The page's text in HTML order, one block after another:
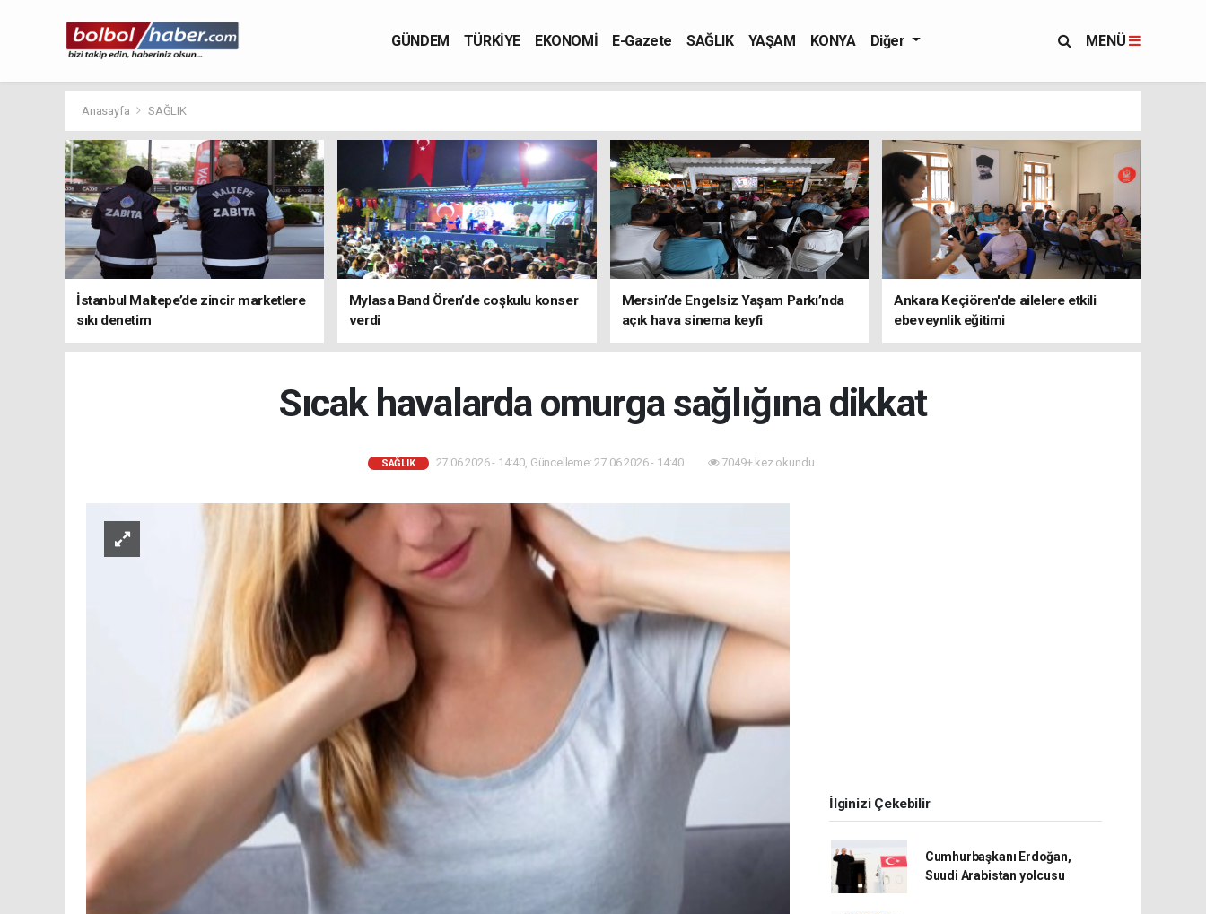
GÜNDEM TÜRKİYE EKONOMİ E-Gazete SAĞLIK YAŞAM KONYA Diğer MENÜ
Anasayfa SAĞLIK
İstanbul Maltepe’de zincir marketlere
sıkı denetim
Mylasa Band Ören’de coşkulu konser
verdi
Mersin’de Engelsiz Yaşam Parkı’nda
açık hava sinema keyfi
Ankara Keçiören'de ailelere etkili
ebeveynlik eğitimi
Sıcak havalarda omurga sağlığına dikkat
SAĞLIK 27.06.2026 - 14:40, Güncelleme: 27.06.2026 - 14:40 7049+ kez okundu.
İlginizi Çekebilir
Cumhurbaşkanı Erdoğan,
Suudi Arabistan yolcusu